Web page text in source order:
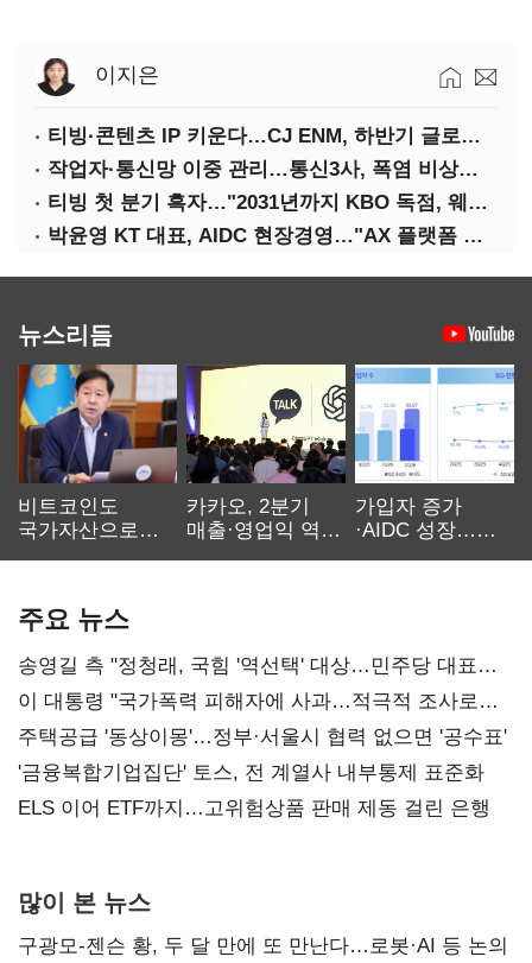
이지은
티빙·콘텐츠 IP 키운다…CJ ENM, 하반기 글로벌 확장 가속
작업자·통신망 이중 관리…통신3사, 폭염 비상대응 돌입
티빙 첫 분기 흑자…"2031년까지 KBO 독점, 웨이브 합병도 속도"
박윤영 KT 대표, AIDC 현장경영…"AX 플랫폼 핵심 인프라로 키운다"
뉴스리듬
비트코인도
국가자산으로…'
카카오, 2분기
매출·영업익 역대
가입자 증가
·AIDC 성장…
주요 뉴스
송영길 측 "정청래, 국힘 '역선택' 대상…민주당 대표로
총선 지휘 못해"
이 대통령 "국가폭력 피해자에 사과…적극적 조사로
진실 밝혀야"
주택공급 '동상이몽'…정부·서울시 협력 없으면 '공수표'
'금융복합기업집단' 토스, 전 계열사 내부통제 표준화
ELS 이어 ETF까지…고위험상품 판매 제동 걸린 은행
많이 본 뉴스
구광모-젠슨 황, 두 달 만에 또 만난다…로봇·AI 등 논의